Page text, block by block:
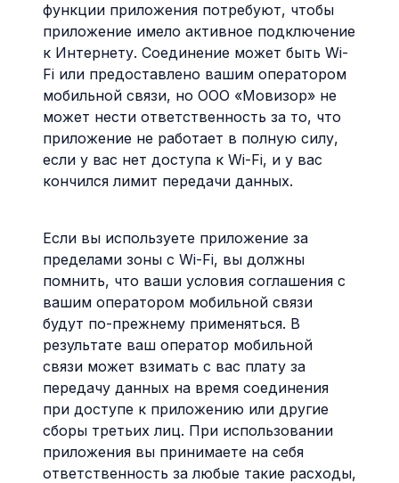
функции приложения потребуют, чтобы
приложение имело активное подключение
к Интернету. Соединение может быть Wi-
Fi или предоставлено вашим оператором
мобильной связи, но ООО «Мовизор» не
может нести ответственность за то, что
приложение не работает в полную силу,
если у вас нет доступа к Wi-Fi, и у вас
кончился лимит передачи данных.
Если вы используете приложение за
пределами зоны с Wi-Fi, вы должны
помнить, что ваши условия соглашения с
вашим оператором мобильной связи
будут по-прежнему применяться. В
результате ваш оператор мобильной
связи может взимать с вас плату за
передачу данных на время соединения
при доступе к приложению или другие
сборы третьих лиц. При использовании
приложения вы принимаете на себя
ответственность за любые такие расходы,